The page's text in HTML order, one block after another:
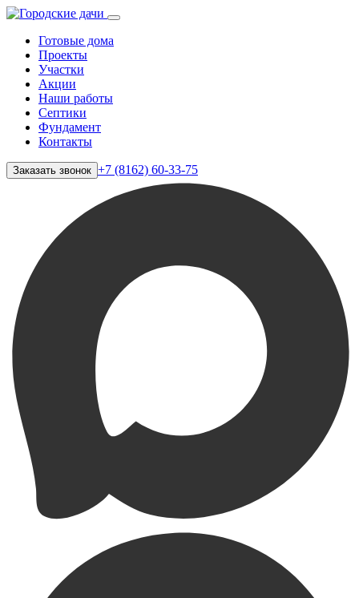
Готовые дома
Проекты
Участки
Акции
Наши работы
Септики
Фундамент
Контакты
Заказать звонок +7 (8162) 60-33-75